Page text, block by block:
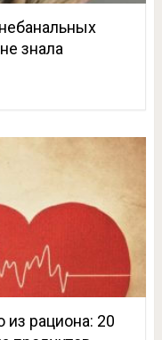
знала
рациона: 20